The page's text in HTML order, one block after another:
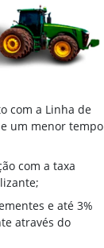
com a Linha de
um menor tempo
com a taxa
e até 3%
através do